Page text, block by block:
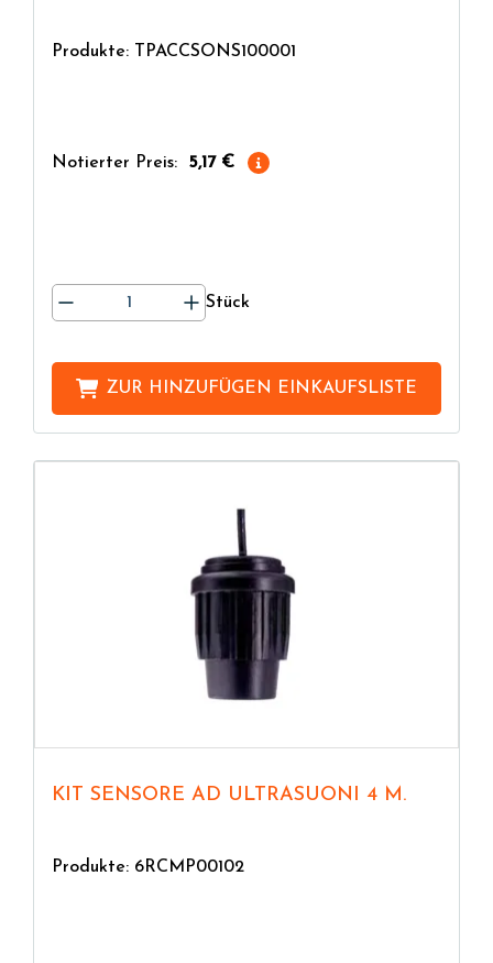
Produkte: TPACCSONS100001
Notierter Preis: 5,17 €
Stück
ZUR HINZUFÜGEN EINKAUFSLISTE
KIT SENSORE AD ULTRASUONI 4 M.
Produkte: 6RCMP00102